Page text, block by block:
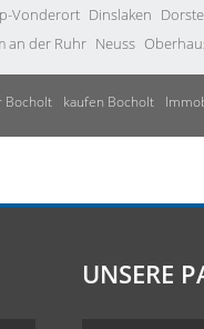
Vonderort Dinslaken
an der Ruhr Neuss
Bocholt kaufen Bocholt
UNSERE